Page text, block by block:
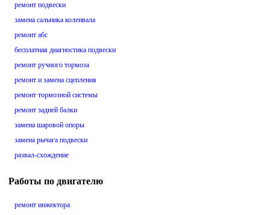
ремонт подвески
замена сальника коленвала
ремонт абс
бесплатная диагностика подвески
ремонт ручного тормоза
ремонт и замена сцепления
ремонт тормозной системы
ремонт задней балки
замена шаровой опоры
замена рычага подвески
развал-схождение
Работы по двигателю
ремонт инжектора